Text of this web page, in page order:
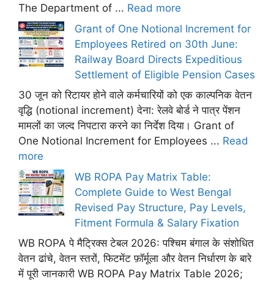
The Department of ... Read more
Grant of One Notional Increment for
Employees Retired on 30th June:
Railway Board Directs Expeditious
Settlement of Eligible Pension Cases
30 जून को रिटायर होने वाले कर्मचारियों को एक काल्पनिक वेतन
वृद्धि (notional increment) देना: रेलवे बोर्ड ने पात्र पेंशन
मामलों का जल्द निपटारा करने का निर्देश दिया। Grant of
One Notional Increment for Employees ... Read
more
WB ROPA Pay Matrix Table:
Complete Guide to West Bengal
Revised Pay Structure, Pay Levels,
Fitment Formula & Salary Fixation
WB ROPA पे मैट्रिक्स टेबल 2026: पश्चिम बंगाल के संशोधित
वेतन ढांचे, वेतन स्तरों, फिटमेंट फ़ॉर्मूला और वेतन निर्धारण के बारे
में पूरी जानकारी WB ROPA Pay Matrix Table 2026;